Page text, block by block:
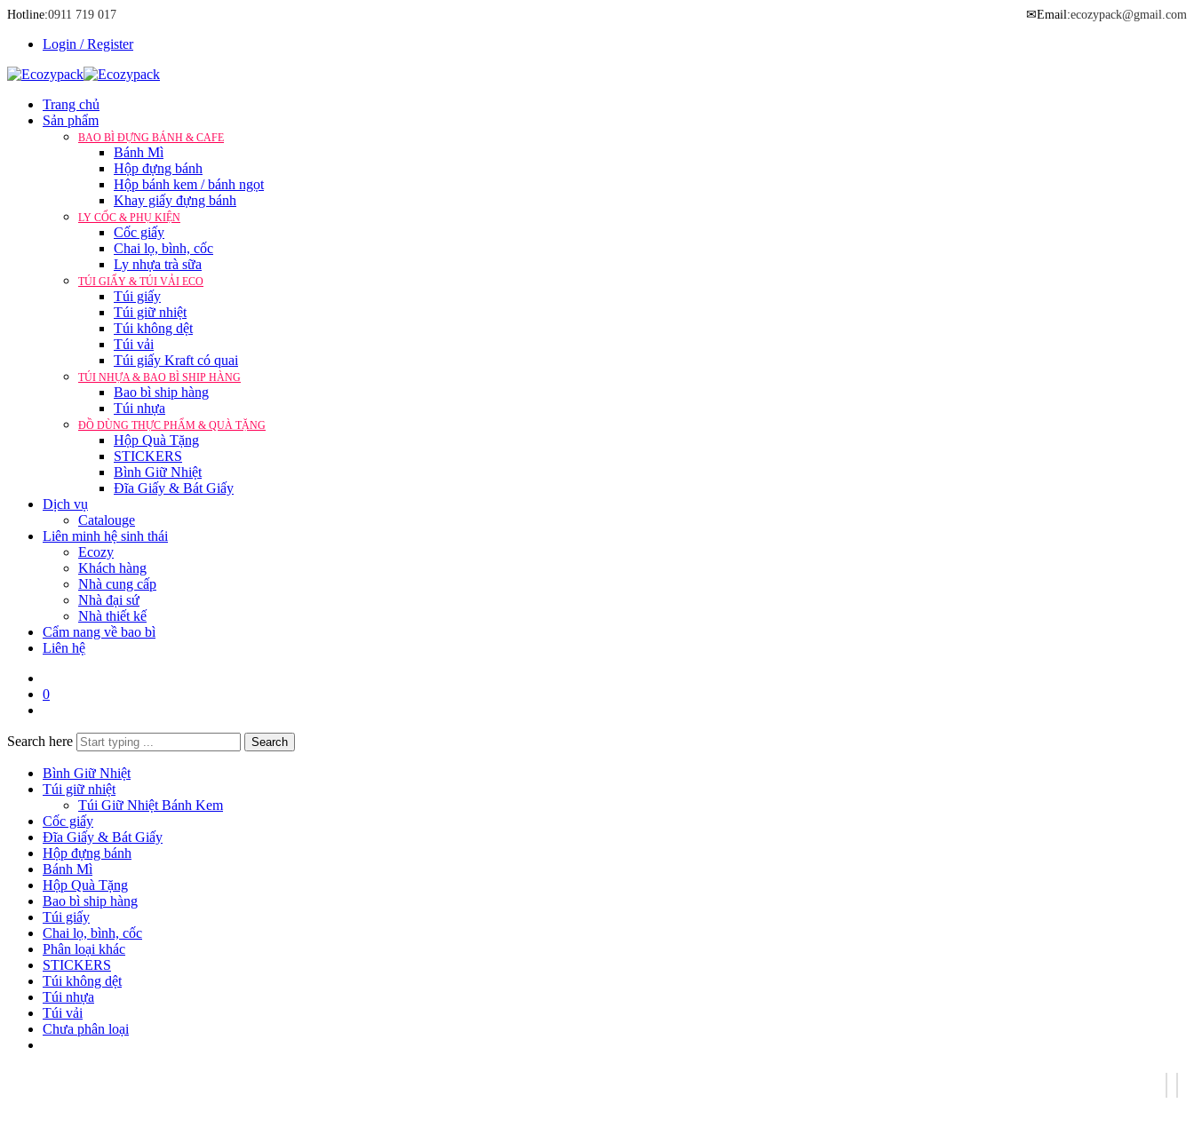
Hotline:0911 719 017 ✉Email:ecozypack@gmail.com
Login / Register
Trang chủ
Sản phẩm
BAO BÌ ĐỰNG BÁNH & CAFE
Bánh Mì
Hộp đựng bánh
Hộp bánh kem / bánh ngọt
Khay giấy đựng bánh
LY CỐC & PHỤ KIỆN
Cốc giấy
Chai lọ, bình, cốc
Ly nhựa trà sữa
TÚI GIẤY & TÚI VẢI ECO
Túi giấy
Túi giữ nhiệt
Túi không dệt
Túi vải
Túi giấy Kraft có quai
TÚI NHỰA & BAO BÌ SHIP HÀNG
Bao bì ship hàng
Túi nhựa
ĐỒ DÙNG THỰC PHẨM & QUÀ TẶNG
Hộp Quà Tặng
STICKERS
Bình Giữ Nhiệt
Đĩa Giấy & Bát Giấy
Dịch vụ
Catalouge
Liên minh hệ sinh thái
Ecozy
Khách hàng
Nhà cung cấp
Nhà đại sứ
Nhà thiết kế
Cẩm nang về bao bì
Liên hệ
0
Search here Search
Bình Giữ Nhiệt
Túi giữ nhiệt
Túi Giữ Nhiệt Bánh Kem
Cốc giấy
Đĩa Giấy & Bát Giấy
Hộp đựng bánh
Bánh Mì
Hộp Quà Tặng
Bao bì ship hàng
Túi giấy
Chai lọ, bình, cốc
Phân loại khác
STICKERS
Túi không dệt
Túi nhựa
Túi vải
Chưa phân loại